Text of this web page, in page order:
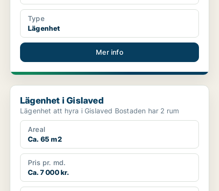
Type
Lägenhet
Mer info
Lägenhet i Gislaved
Lägenhet i Gislaved
Lägenhet att hyra i Gislaved Bostaden har 2 rum
Areal
Ca. 65 m2
Pris pr. md.
Ca. 7 000 kr.